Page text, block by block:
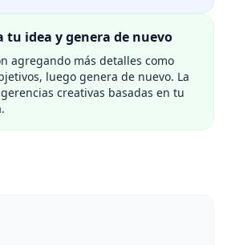
tu idea y genera de nuevo
agregando más detalles como
luego genera de nuevo. La
creativas basadas en tu